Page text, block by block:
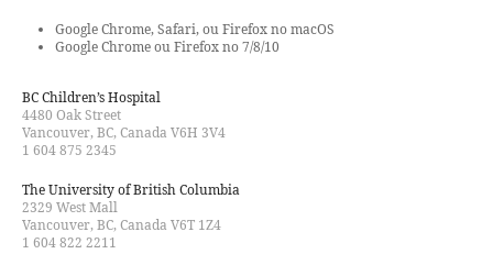
Google Chrome, Safari, ou Firefox no macOS
Google Chrome ou Firefox no 7/8/10
BC Children’s Hospital
4480 Oak Street
Vancouver, BC, Canada V6H 3V4
1 604 875 2345
The University of British Columbia
2329 West Mall
Vancouver, BC, Canada V6T 1Z4
1 604 822 2211